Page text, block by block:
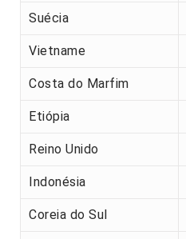
Suécia
Vietname
Costa do Marfim
Etiópia
Reino Unido
Indonésia
Coreia do Sul